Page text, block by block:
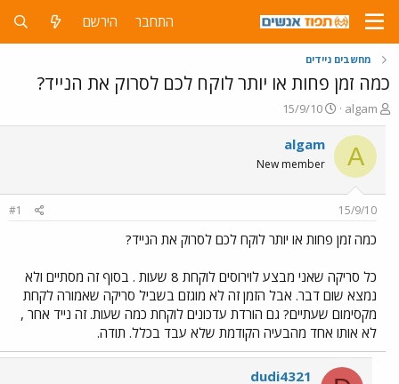
התחבר הירשם
מחשבים ניידים
כמה זמן פחות או יותר לוקח לכם לסרוק את הנייד?
פ
ו
ת
ח
ה
ו
ש
א
algam
פ
ו
ר
ם
ר
15/9/10
A
algam
New member
15/9/10
#1
כמה זמן פחות או יותר לוקח לכם לסרוק את הנייד?
כל סריקה שאני מבצע לוירוסים לוקחת 8 שעות . בסוף זה מסתיים ולא
נמצא שום דבר. אבל הזמן זה לא מוגזם בשביל סריקה שאמורה לקחת
מקסימום שעתיים? גם הורדת עדכונים לוקחת כמה שעות. זה נייד אחר ,
לא אותו אחד מהבעיה הקודמת שלא עבד בכלל. תודה.
dudi4321